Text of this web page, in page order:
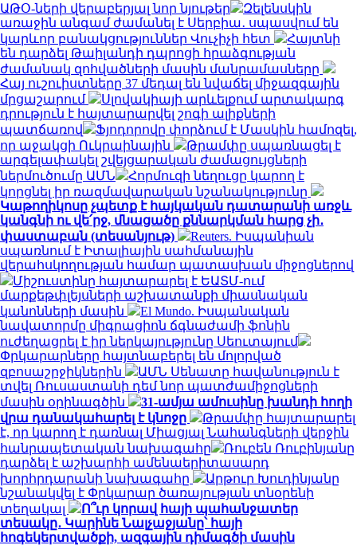
ԱԹՕ-ների վերաբերյալ նոր նյութեր
Զելենսկին
առաջին անգամ ժամանել է Սերբիա․ սպասվում են
կարևոր բանակցություններ Վուչիչի հետ
Հայտնի
են դարձել Թաիլանդի դպրոցի հրաձգության
ժամանակ զոհվածների մասին մանրամասները
Հայ ուշուիստները 37 մեդալ են նվաճել միջազգային
մրցաշարում
Սլովակիայի արևելքում արտակարգ
դրություն է հայտարարվել շոգի ալիքների
պատճառով
Ֆյոդորովը փորձում է Մասկին համոզել,
որ աջակցի Ուկրաինային
Թրամփը սպառնացել է
արգելափակել շվեյցարական ժամացույցների
ներմուծումը ԱՄՆ
Հորմուզի նեղուցը կարող է
կորցնել իր ռազմավարական նշանակությունը
Կաթողիկոսը չպետք է հայկական դատարանի առջև
կանգնի ու վե՛րջ, մնացածը քննարկման հարց չի․
փաստաբան (տեսանյութ)
Reuters. Իսպանիան
սպառնում է Իտալիային սահմանային
վերահսկողության համար պատասխան միջոցներով
Միշուստինը հայտարարել է ԵԱՏՄ-ում
մարքեթփլեյսների աշխատանքի միասնական
կանոնների մասին
El Mundo. Իսպանական
նավատորմը միգրացիոն ճգնաժամի ֆոնին
ուժեղացրել է իր ներկայությունը Սեուտայում
Փրկարարները հայտնաբերել են մոլորված
զբոսաշրջիկներին
ԱՄՆ Սենատը հավանություն է
տվել Ռուսաստանի դեմ նոր պատժամիջոցների
մասին օրինագծին
31-ամյա ամուսինը խանդի հողի
վրա դանակահարել է կնոջը
Թրամփը հայտարարել
է, որ կարող է դառնալ Միացյալ Նահանգների վերջին
հանրապետական ​​նախագահը
Ռուբեն Ռուբինյանը
դարձել է աշխարհի ամենաերիտասարդ
խորհրդարանի նախագահը
Արթուր Խուդինյանը
նշանակվել է Փրկարար ծառայության տնօրենի
տեղակալ
Ո՞ւր կորավ հայի պահանջատեր
տեսակը․ Կարինե Նալչաջյանը՝ հայի
հոգեկերտվածքի, ազգային դիմագծի մասին